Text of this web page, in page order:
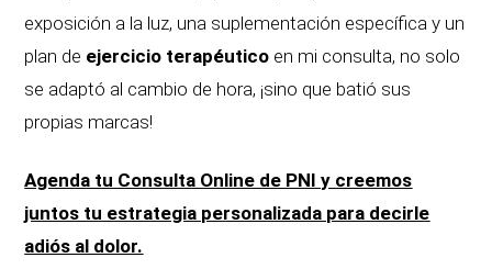
exposición a la luz, una suplementación específica y un
plan de ejercicio terapéutico en mi consulta, no solo
se adaptó al cambio de hora, ¡sino que batió sus
propias marcas!
Agenda tu Consulta Online de PNI y creemos
juntos tu estrategia personalizada para decirle
adiós al dolor.